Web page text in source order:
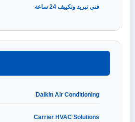
فني تبريد وتكييف 24 ساعة
Daikin Air Conditioning
Carrier HVAC Solutions